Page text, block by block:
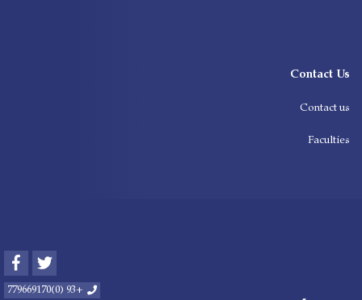
Contact Us
Contact us
Faculties
Facebook
+93 (0)779669170